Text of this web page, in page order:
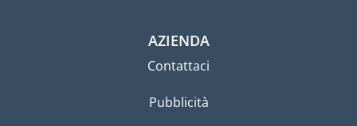
AZIENDA
Contattaci
Pubblicità